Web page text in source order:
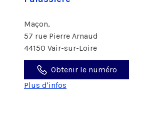
Maçon,
57 rue Pierre Arnaud
44150 Vair-sur-Loire
Obtenir le numéro
Plus d'infos